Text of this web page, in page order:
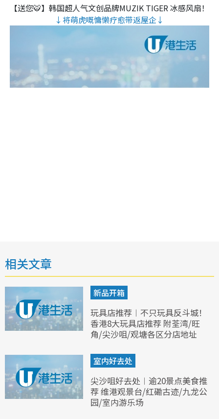
【送您🐯】韩国超人气文创品牌MUZIK TIGER 冰感风扇！
↓将萌虎嘅慵懒疗愈带返屋企↓
相关文章
新品开箱
玩具店推荐︱不只玩具反斗城！
香港8大玩具店推荐 附荃湾/旺
角/尖沙咀/观塘各区分店地址
室内好去处
尖沙咀好去处︱逾20景点美食推
荐 维港观景台/红磡古迹/九龙公
园/室内游乐场